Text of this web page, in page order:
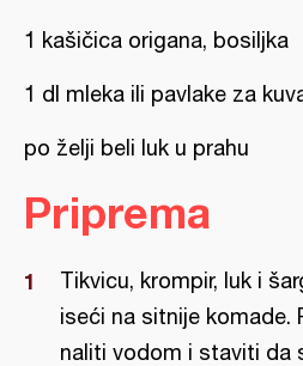
1 kašičica origana, bosiljka
1 dl mleka ili pavlake za
po želji beli luk u prahu
Priprema
Tikvicu, krompir, luk i
iseći na sitnije komade.
naliti vodom i staviti da